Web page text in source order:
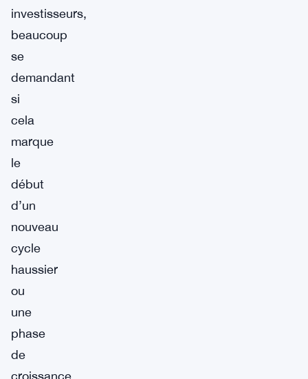
investisseurs,
beaucoup
se
demandant
si
cela
marque
le
début
d’un
nouveau
cycle
haussier
ou
une
phase
de
croissance